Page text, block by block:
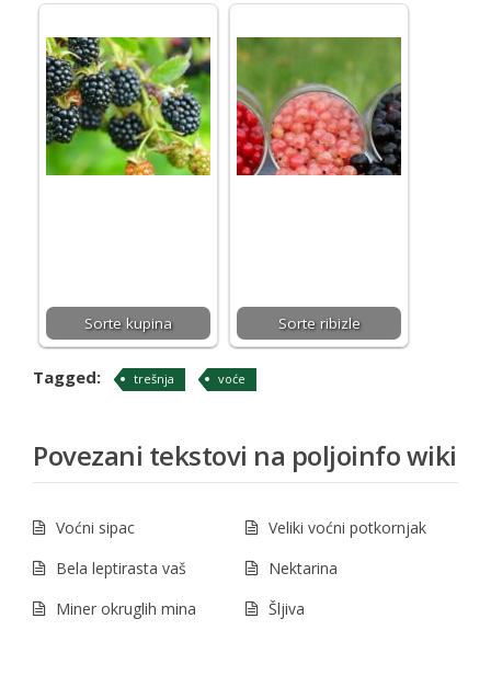
Sorte kupina Sorte ribizle
Tagged: trešnja voće
Povezani tekstovi na poljoinfo wiki
Voćni sipac
Veliki voćni potkornjak
Bela leptirasta vaš
Nektarina
Miner okruglih mina
Šljiva